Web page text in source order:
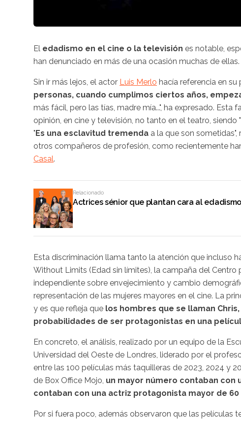
El edadismo en el cine o la televisión es notable,
han denunciado en más de una ocasión muchas de ellas.
Sin ir más lejos, el actor Luis Merlo hacía referencia en
personas, cuando cumplimos ciertos años,
más fácil, pero las tías, madre mía...", ha expresado.
opinión, en cine y televisión, no tanto en el teatro, siendo
"Es una esclavitud tremenda a la que son
otros compañeros de profesión, como recientemente
Casal.
Relacionado
Actrices sénior que plantan cara al
Esta discriminación llama tanto la atención que incluso
Without Limits (Edad sin límites), la campaña del Centro
independiente sobre envejecimiento y cambio
representación de las mujeres mayores en el cine. La
y es que refleja que los hombres que se llaman
probabilidades de ser protagonistas en una
En concreto, el análisis, realizado por un equipo de la
Universidad del Oeste de Londres, liderado por el
entre las 100 películas más taquilleras de 2023, 2024 y
de Box Office Mojo, un mayor número contaban con
contaban con una actriz protagonista mayor de 60
Por si fuera poco, además observaron que las películas